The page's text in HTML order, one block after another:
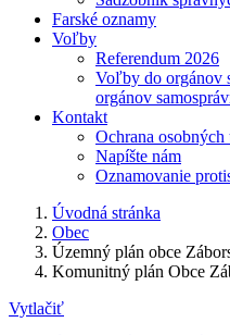
Farské oznamy
Voľby
Referendum 2026
Voľby do orgánov
orgánov
Kontakt
Ochrana osobných
Napíšte nám
Oznamovanie
Úvodná stránka
Obec
Územný plán obce
Komunitný plán Obce
Vytlačiť